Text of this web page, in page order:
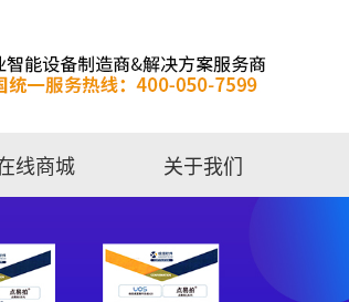
线商城 关于我们